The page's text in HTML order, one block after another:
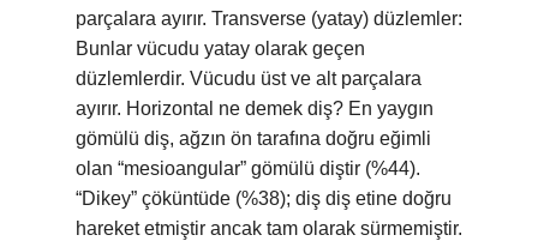
parçalara ayırır. Transverse (yatay) düzlemler:
Bunlar vücudu yatay olarak geçen
düzlemlerdir. Vücudu üst ve alt parçalara
ayırır. Horizontal ne demek diş? En yaygın
gömülü diş, ağzın ön tarafına doğru eğimli
olan “mesioangular” gömülü diştir (%44).
“Dikey” çöküntüde (%38); diş diş etine doğru
hareket etmiştir ancak tam olarak sürmemiştir.